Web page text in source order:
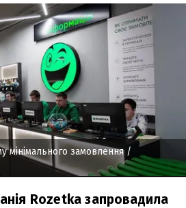
мінімального замовлення /
Rozetka запровадила